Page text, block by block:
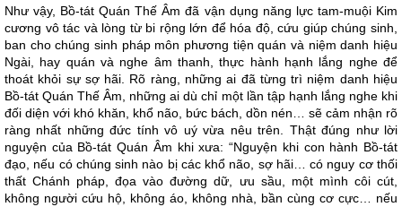
Như vậy, Bồ-tát Quán Thế Âm đã vận dụng năng lực tam-muội Kim
cương vô tác và lòng từ bi rộng lớn để hóa độ, cứu giúp chúng sinh,
ban cho chúng sinh pháp môn phương tiện quán và niệm danh hiệu
Ngài, hay quán và nghe âm thanh, thực hành hạnh lắng nghe để
thoát khỏi sự sợ hãi. Rõ ràng, những ai đã từng trì niệm danh hiệu
Bồ-tát Quán Thế Âm, những ai dù chỉ một lần tập hạnh lắng nghe khi
đối diện với khó khăn, khổ não, bức bách, dồn nén… sẽ cảm nhận rõ
ràng nhất những đức tính vô uý vừa nêu trên. Thật đúng như lời
nguyện của Bồ-tát Quán Âm khi xưa: “Nguyện khi con hành Bồ-tát
đạo, nếu có chúng sinh nào bị các khổ não, sợ hãi… có nguy cơ thối
thất Chánh pháp, đọa vào đường dữ, ưu sầu, một mình côi cút,
không người cứu hộ, không áo, không nhà, bần cùng cơ cực… nếu